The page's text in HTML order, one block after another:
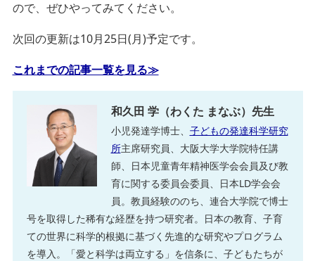
ので、ぜひやってみてください。
次回の更新は10月25日(月)予定です。
これまでの記事一覧を見る≫
和久田 学（わくた まなぶ）先生
小児発達学博士、 子どもの発達科学研究
所主席研究員、大阪大学大学院特任講
師、日本児童青年精神医学会会員及び教
育に関する委員会委員、日本LD学会会
員。教員経験ののち、連合大学院で博士
号を取得した稀有な経歴を持つ研究者。日本の教育、子育
ての世界に科学的根拠に基づく先進的な研究やプログラム
を導入。「愛と科学は両立する」を信条に、子どもたちが